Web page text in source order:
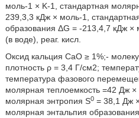
моль-1 × K-1, стандартная
239,3,3 кДж × моль-1,
образования ΔG = -213,4,7 кДж ×
(в воде), реаг. кисл.
Оксид кальция СаO ≥ 1%;-
плотность ρ = 3,4 Г/см2;
температура фазового
молярная теплоемкость =42 Дж ×
молярная энтропия S0= 38,1 Дж
молярная энтальпия